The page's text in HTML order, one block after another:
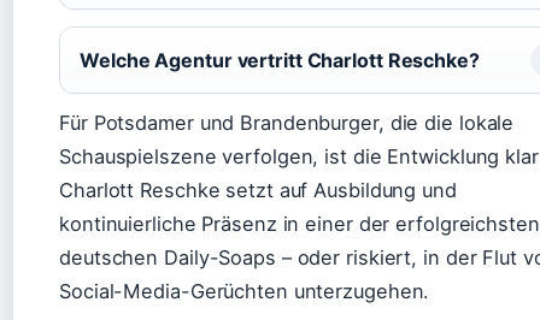
Welche Agentur vertritt Charlott Reschke?
Für Potsdamer und Brandenburger, die die lokale
Schauspielszene verfolgen, ist die Entwicklung
Charlott Reschke setzt auf Ausbildung und
kontinuierliche Präsenz in einer der erfolgreichsten
deutschen Daily-Soaps – oder riskiert, in der Flut
Social-Media-Gerüchten unterzugehen.